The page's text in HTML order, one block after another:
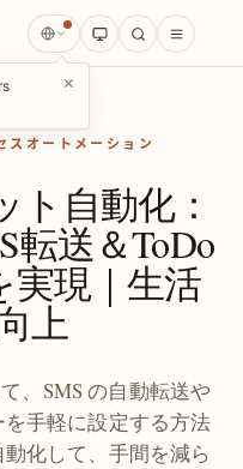
×
スオートメーション
ト自動化：
転送＆ToDo
実現｜生活
上
、SMS の自動転送や
手軽に設定する方法
化して、手間を減ら